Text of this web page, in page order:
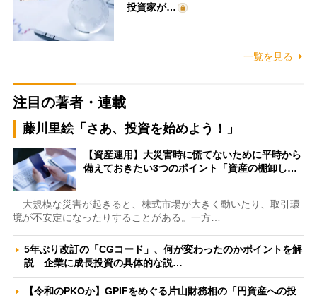
投資家が…
一覧を見る
注目の著者・連載
藤川里絵「さあ、投資を始めよう！」
【資産運用】大災害時に慌てないために平時から
備えておきたい3つのポイント「資産の棚卸し…
大規模な災害が起きると、株式市場が大きく動いたり、取引環
境が不安定になったりすることがある。一方…
5年ぶり改訂の「CGコード」、何が変わったのかポイントを解
説 企業に成長投資の具体的な説…
【令和のPKOか】GPIFをめぐる片山財務相の「円資産への投